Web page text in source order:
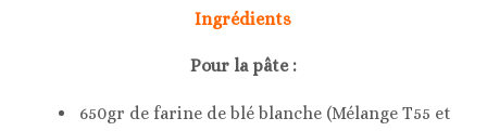
Ingrédients
Pour la pâte :
650gr de farine de blé blanche (Mélange T55 et